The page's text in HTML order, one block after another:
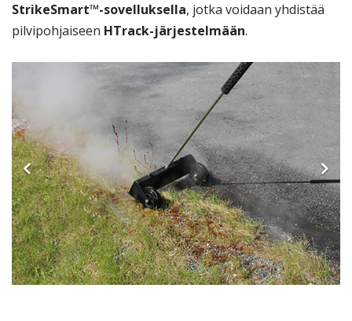
StrikeSmart™-sovelluksella, jotka voidaan yhdistää
pilvipohjaiseen HTrack-järjestelmään.